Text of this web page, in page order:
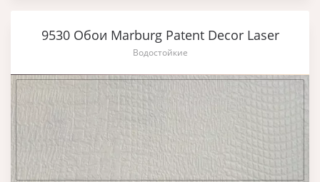
9530 Обои Marburg Patent Decor Laser
Водостойкие